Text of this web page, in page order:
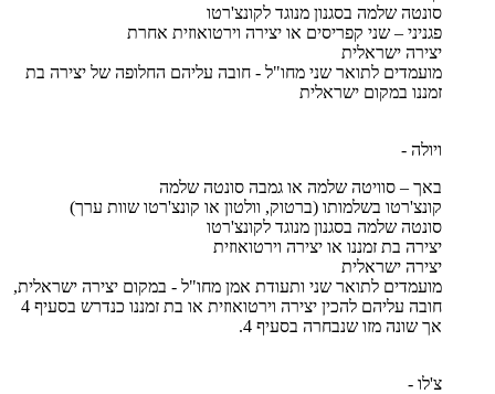
סונטה שלמה בסגנון מנוגד לקונצ'רטו
פגניני – שני קפריסים או יצירה וירטואוזית אחרת
יצירה ישראלית
מועמדים לתואר שני מחו"ל - חובה עליהם החלופה של יצירה בת
זמננו במקום ישראלית
ויולה -
באך – סוויטה שלמה או גמבה סונטה שלמה
קונצ'רטו בשלמותו (ברטוק, וולטון או קונצ'רטו שוות ערך)
סונטה שלמה בסגנון מנוגד לקונצ'רטו
יצירה בת זמננו או יצירה וירטואוזית
יצירה ישראלית
מועמדים לתואר שני ותעודת אמן מחו"ל - במקום יצירה ישראלית,
חובה עליהם להכין יצירה וירטואוזית או בת זמננו כנדרש בסעיף 4
אך שונה מזו שנבחרה בסעיף 4.
צ'לו -